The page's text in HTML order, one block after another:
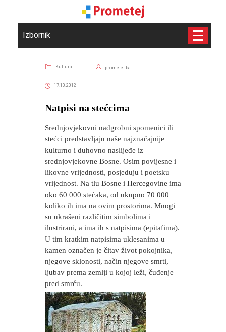
Izbornik
Kultura prometej.ba
17.10.2012
Natpisi na stećcima
Srednjovjekovni nadgrobni spomenici ili
stećci predstavljaju naše najznačajnije
kulturno i duhovno naslijeđe iz
srednjovjekovne Bosne. Osim povijesne i
likovne vrijednosti, posjeduju i poetsku
vrijednost. Na tlu Bosne i Hercegovine ima
oko 60 000 stećaka, od ukupno 70 000
koliko ih ima na ovim prostorima. Mnogi
su ukrašeni različitim simbolima i
ilustrirani, a ima ih s natpisima (epitafima).
U tim kratkim natpisima uklesanima u
kamen označen je čitav život pokojnika,
njegove sklonosti, način njegove smrti,
ljubav prema zemlji u kojoj leži, čuđenje
pred smrću.